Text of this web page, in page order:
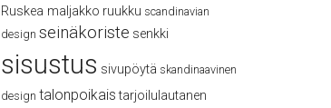
Ruskea maljakko ruukku scandinavian
design seinäkoriste senkki
sisustus sivupöytä skandinaavinen
design talonpoikais tarjoilulautanen